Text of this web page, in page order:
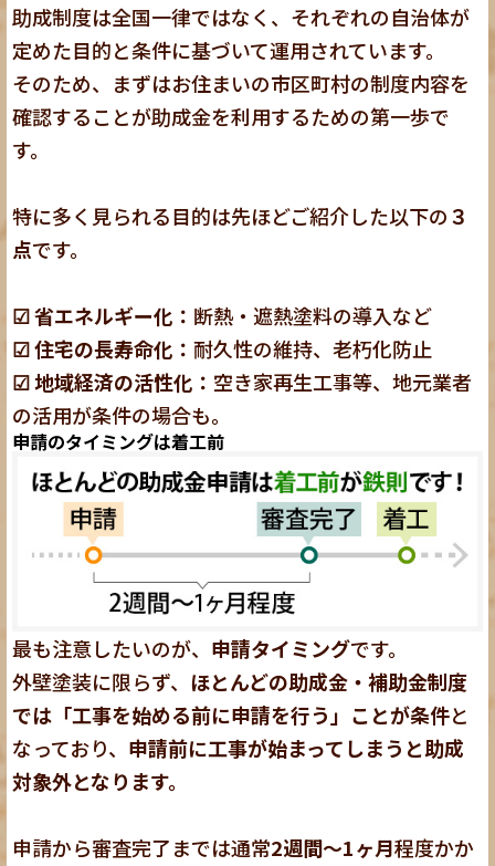
助成制度は全国一律ではなく、それぞれの自治体が
定めた目的と条件に基づいて運用されています。
そのため、まずはお住まいの市区町村の制度内容を
確認することが助成金を利用するための第一歩で
す。
特に多く見られる目的は先ほどご紹介した以下の３
点です。
☑ 省エネルギー化： 断熱・遮熱塗料の導入など
☑ 住宅の長寿命化：耐久性の維持、老朽化防止
☑ 地域経済の活性化： 空き家再生工事等、地元業者
の活用が条件の場合も。
申請のタイミングは着工前
最も注意したいのが、 申請タイミングです。
外壁塗装に限らず、 ほとんどの助成金・補助金制度
では「工事を始める前に申請を行う」ことが条件と
なっており、 申請前に工事が始まってしまうと助成
対象外となります。
申請から審査完了までは通常2週間〜1ヶ月程度かか